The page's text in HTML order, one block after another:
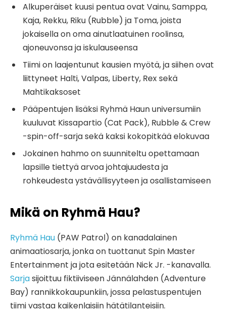
Alkuperäiset kuusi pentua ovat Vainu, Samppa,
Kaja, Rekku, Riku (Rubble) ja Toma, joista
jokaisella on oma ainutlaatuinen roolinsa,
ajoneuvonsa ja iskulauseensa
Tiimi on laajentunut kausien myötä, ja siihen ovat
liittyneet Halti, Valpas, Liberty, Rex sekä
Mahtikaksoset
Pääpentujen lisäksi Ryhmä Haun universumiin
kuuluvat Kissapartio (Cat Pack), Rubble & Crew
-spin-off-sarja sekä kaksi kokopitkää elokuvaa
Jokainen hahmo on suunniteltu opettamaan
lapsille tiettyä arvoa johtajuudesta ja
rohkeudesta ystävällisyyteen ja osallistamiseen
Mikä on Ryhmä Hau?
Ryhmä Hau (PAW Patrol) on kanadalainen
animaatiosarja, jonka on tuottanut Spin Master
Entertainment ja jota esitetään Nick Jr. -kanavalla.
Sarjasijoittuu fiktiiviseen Jännälahden (Adventure
Bay) rannikkokaupunkiin, jossa pelastuspentujen
tiimi vastaa kaikenlaisiin hätätilanteisiin.